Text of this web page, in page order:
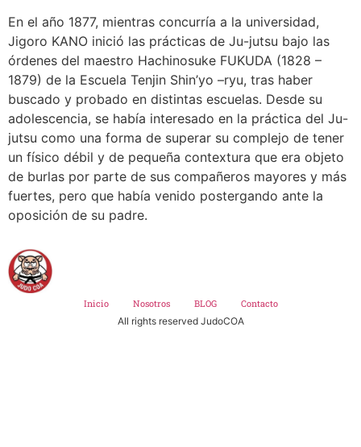
En el año 1877, mientras concurría a la universidad,
Jigoro KANO inició las prácticas de Ju-jutsu bajo las
órdenes del maestro Hachinosuke FUKUDA (1828 –
1879) de la Escuela Tenjin Shin’yo –ryu, tras haber
buscado y probado en distintas escuelas. Desde su
adolescencia, se había interesado en la práctica del Ju-
jutsu como una forma de superar su complejo de tener
un físico débil y de pequeña contextura que era objeto
de burlas por parte de sus compañeros mayores y más
fuertes, pero que había venido postergando ante la
oposición de su padre.
Inicio Nosotros BLOG
Contacto
All rights reserved JudoCOA